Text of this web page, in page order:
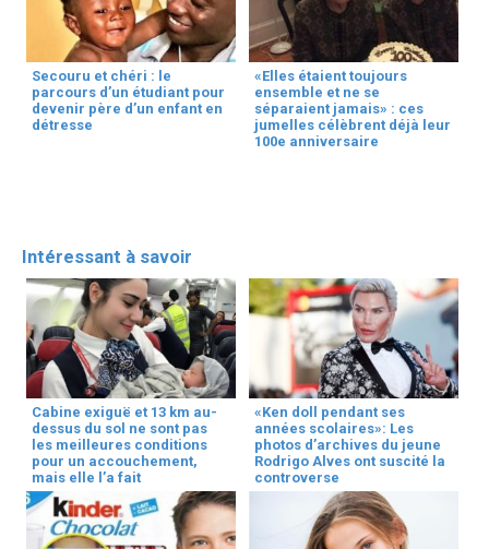
Secouru et chéri : le
parcours d’un étudiant pour
devenir père d’un enfant en
détresse
«Elles étaient toujours
ensemble et ne se
séparaient jamais» : ces
jumelles célèbrent déjà leur
100e anniversaire
Intéressant à savoir
Cabine exiguë et 13 km au-
dessus du sol ne sont pas
les meilleures conditions
pour un accouchement,
mais elle l’a fait
«Ken doll pendant ses
années scolaires»: Les
photos d’archives du jeune
Rodrigo Alves ont suscité la
controverse